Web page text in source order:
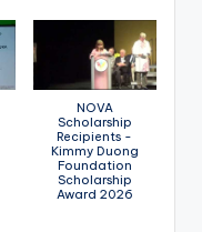
NOVA
Scholarship
Recipients -
Kimmy Duong
Foundation
Scholarship
Award 2026